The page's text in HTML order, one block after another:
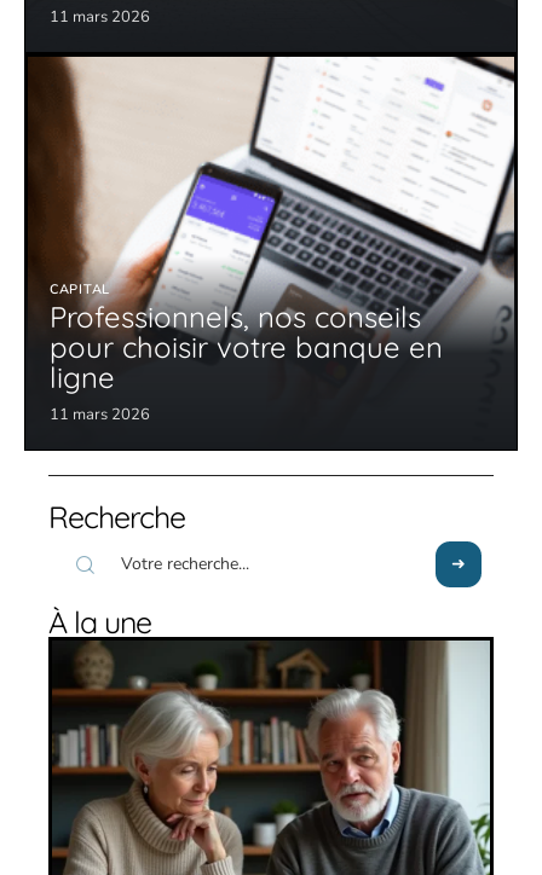
11 mars 2026
CAPITAL
Professionnels, nos conseils
pour choisir votre banque en
ligne
11 mars 2026
Recherche
À la une